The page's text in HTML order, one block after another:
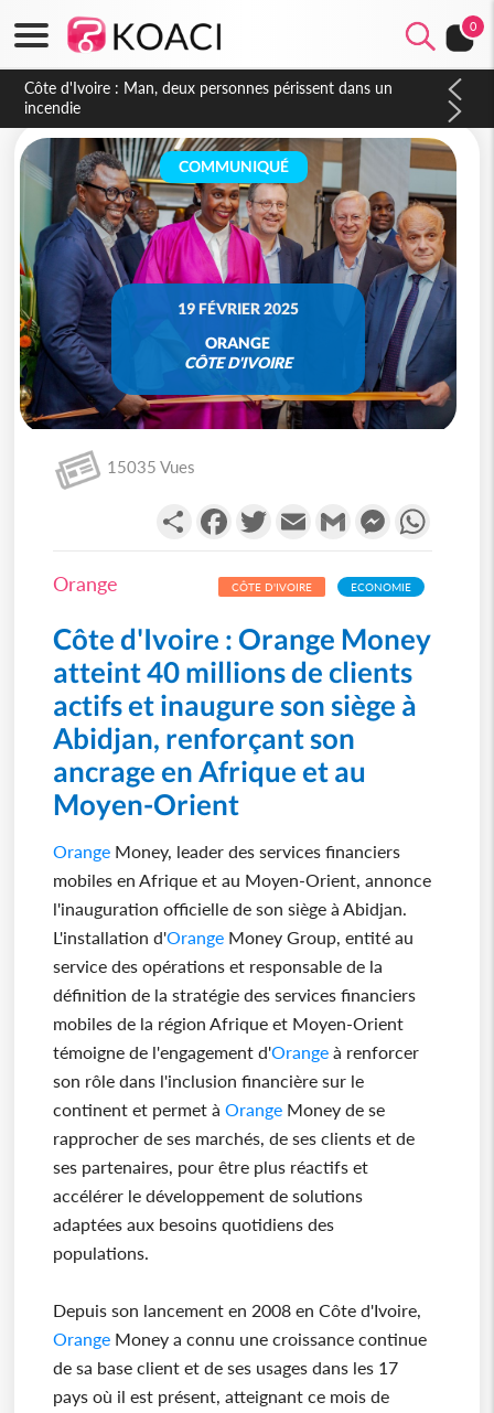
0
Côte d'Ivoire : Séileu, la célébration de la fête nationale
transformée en vaste campagne contre les produits
dépigmentants dangereux
COMMUNIQUÉ
19 FÉVRIER 2025
ORANGE
CÔTE D'IVOIRE
15035 Vues
PartagerFacebookTwitterEmail Gmail Messenger
Orange CÔTE D'IVOIRE ECONOMIE
Côte d'Ivoire : Orange Money
atteint 40 millions de clients
actifs et inaugure son siège à
Abidjan, renforçant son
ancrage en Afrique et au
Moyen-Orient
OrangeMoney, leader des services financiers
mobiles en Afrique et au Moyen-Orient, annonce
l'inauguration officielle de son siège à Abidjan.
L'installation d'OrangeMoney Group, entité au
service des opérations et responsable de la
définition de la stratégie des services financiers
mobiles de la région Afrique et Moyen-Orient
témoigne de l'engagement d'Orangeà renforcer
son rôle dans l'inclusion financière sur le
continent et permet à OrangeMoney de se
rapprocher de ses marchés, de ses clients et de
ses partenaires, pour être plus réactifs et
accélérer le développement de solutions
adaptées aux besoins quotidiens des
populations.
Depuis son lancement en 2008 en Côte d'Ivoire,
OrangeMoney a connu une croissance continue
de sa base client et de ses usages dans les 17
pays où il est présent, atteignant ce mois de